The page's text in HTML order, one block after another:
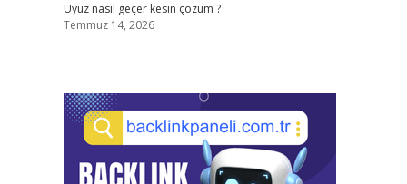
Uyuz nasıl geçer kesin çözüm ?
Temmuz 14, 2026